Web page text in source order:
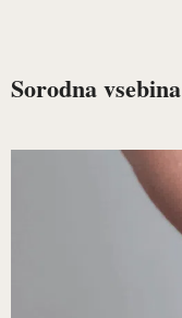
Sorodna vsebina